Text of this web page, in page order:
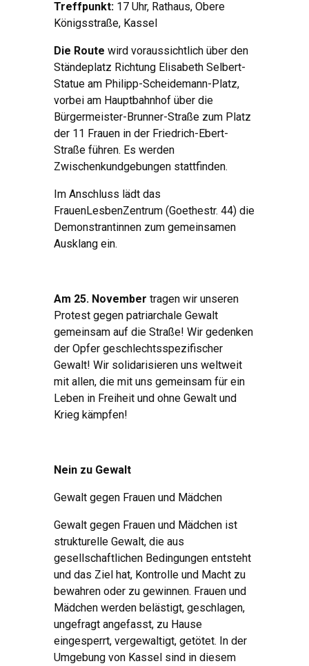
Treffpunkt: 17 Uhr, Rathaus, Obere
Königsstraße, Kassel
Die Route wird voraussichtlich über den
Ständeplatz Richtung Elisabeth Selbert-
Statue am Philipp-Scheidemann-Platz,
vorbei am Hauptbahnhof über die
Bürgermeister-Brunner-Straße zum Platz
der 11 Frauen in der Friedrich-Ebert-
Straße führen. Es werden
Zwischenkundgebungen stattfinden.
Im Anschluss lädt das
FrauenLesbenZentrum (Goethestr. 44) die
Demonstrantinnen zum gemeinsamen
Ausklang ein.
Am 25. November tragen wir unseren
Protest gegen patriarchale Gewalt
gemeinsam auf die Straße! Wir gedenken
der Opfer geschlechtsspezifischer
Gewalt! Wir solidarisieren uns weltweit
mit allen, die mit uns gemeinsam für ein
Leben in Freiheit und ohne Gewalt und
Krieg kämpfen!
Nein zu Gewalt
Gewalt gegen Frauen und Mädchen
Gewalt gegen Frauen und Mädchen ist
strukturelle Gewalt, die aus
gesellschaftlichen Bedingungen entsteht
und das Ziel hat, Kontrolle und Macht zu
bewahren oder zu gewinnen. Frauen und
Mädchen werden belästigt, geschlagen,
ungefragt angefasst, zu Hause
eingesperrt, vergewaltigt, getötet. In der
Umgebung von Kassel sind in diesem